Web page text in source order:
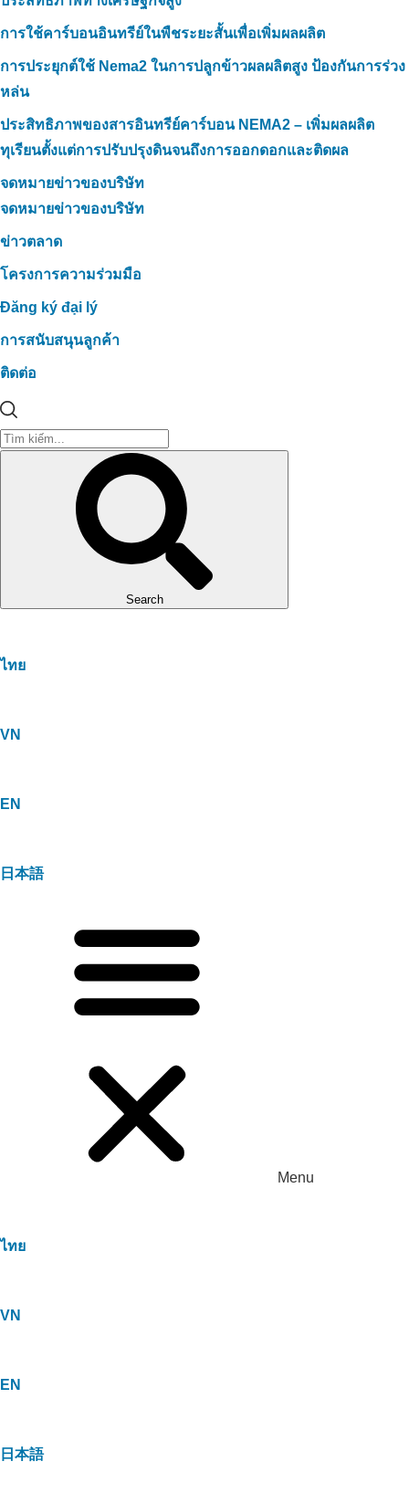
การใช้คาร์บอนอินทรีย์ในพืชระยะสั้นเพื่อเพิ่มผลผลิต
การประยุกต์ใช้ Nema2 ในการปลูกข้าวผลผลิตสูง ป้องกันการร่วง
หล่น
ประสิทธิภาพของสารอินทรีย์คาร์บอน NEMA2 – เพิ่มผลผลิต
ทุเรียนตั้งแต่การปรับปรุงดินจนถึงการออกดอกและติดผล
จดหมายข่าวของบริษัท
จดหมายข่าวของบริษัท
ข่าวตลาด
โครงการความร่วมมือ
Đăng ký đại lý
การสนับสนุนลูกค้า
ติดต่อ
Search
ไทย
VN
EN
日本語
Menu
ไทย
VN
EN
日本語